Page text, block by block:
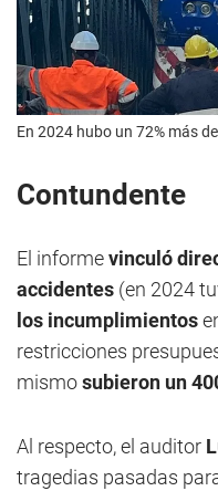
En 2024 hubo un 72% más
Contundente
El informevinculó
accidentes (en 2024
los incumplimientos
restricciones
mismosubieron un
Al respecto, el auditor
tragedias pasadas